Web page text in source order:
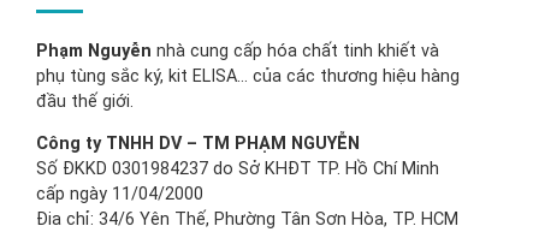
Phạm Nguyễn nhà cung cấp hóa chất tinh khiết và
phụ tùng sắc ký, kit ELISA… của các thương hiệu hàng
đầu thế giới.
Công ty TNHH DV – TM PHẠM NGUYỄN
Số ĐKKD 0301984237 do Sở KHĐT TP. Hồ Chí Minh
cấp ngày 11/04/2000
Đia chỉ: 34/6 Yên Thế, Phường Tân Sơn Hòa, TP. HCM